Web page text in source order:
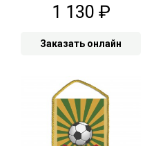
1 130 ₽
Заказать онлайн